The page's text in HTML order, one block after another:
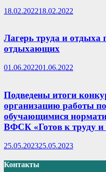
18.02.202218.02.2022
Лагерь труда и отдыха
отдыхающих
01.06.202201.06.2022
Подведены итоги
организацию работы
обучающимися
ВФСК «Готов к труду
25.05.202325.05.2023
Контакты